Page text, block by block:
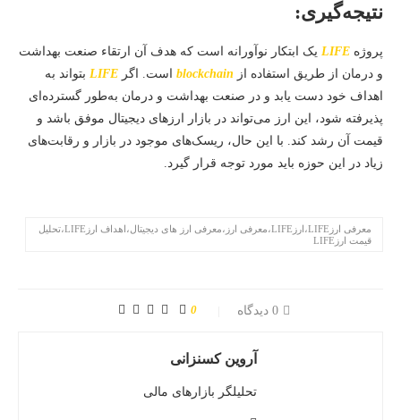
نتیجه‌گیری:
پروژه LIFE یک ابتکار نوآورانه است که هدف آن ارتقاء صنعت بهداشت
و درمان از طریق استفاده از blockchain است. اگر LIFE بتواند به
اهداف خود دست یابد و در صنعت بهداشت و درمان به‌طور گسترده‌ای
پذیرفته شود، این ارز می‌تواند در بازار ارزهای دیجیتال موفق باشد و
قیمت آن رشد کند. با این حال، ریسک‌های موجود در بازار و رقابت‌های
زیاد در این حوزه باید مورد توجه قرار گیرد.
معرفی ارزLIFE،ارزLIFE،معرفی ارز،معرفی ارز های دیجیتال،اهداف ارزLIFE،تحلیل
قیمت ارزLIFE
0 دیدگاه 0
آروین کسنزانی
تحلیلگر بازارهای مالی